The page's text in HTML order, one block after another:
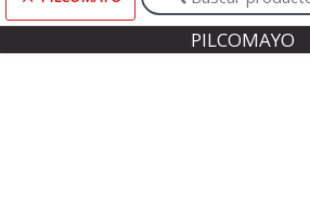
Comprá online productos de PILCOMAYO en
PILCOMAYO